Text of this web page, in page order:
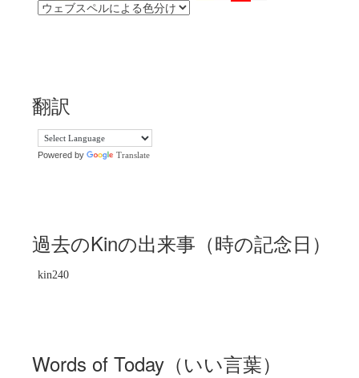
翻訳
Powered by Translate
過去のKinの出来事（時の記念日）
kin240
Words of Today（いい言葉）